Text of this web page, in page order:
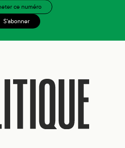
ce numéro
S'abonner